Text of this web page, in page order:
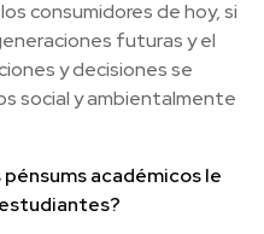
consumidores de hoy, si
futuras y el
y decisiones se
social y ambientalmente
académicos le